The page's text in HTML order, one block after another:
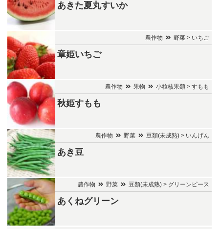
あきた夏丸すいか
農作物 野菜 > いちご
章姫いちご
農作物 果物 小粒核果類 > すもも
秋姫すもも
農作物 野菜 豆類(未成熟) > いんげん
あき豆
農作物 野菜 豆類(未成熟) > グリーンピース
あくねグリーン